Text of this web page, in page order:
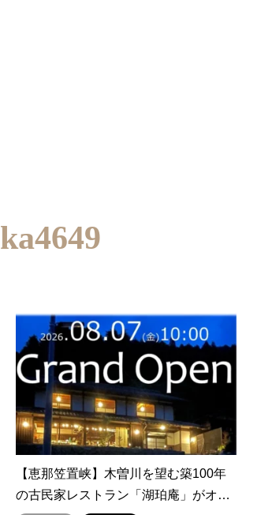
【恵那笠置峡】木曽川を望む築100年
の古民家レストラン「湖珀庵」がオ…